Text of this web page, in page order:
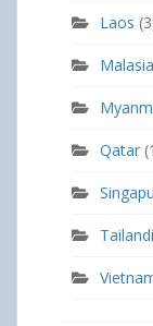
Laos
Malasia
Qatar